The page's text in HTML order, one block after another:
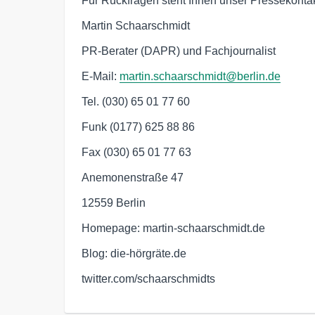
Martin Schaarschmidt
PR-Berater (DAPR) und Fachjournalist
E-Mail: martin.schaarschmidt@berlin.de
Tel. (030) 65 01 77 60
Funk (0177) 625 88 86
Fax (030) 65 01 77 63
Anemonenstraße 47
12559 Berlin
Homepage: martin-schaarschmidt.de
Blog: die-hörgräte.de
twitter.com/schaarschmidts